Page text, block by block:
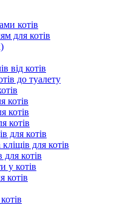
котів
для котів
від котів
до туалету
котів
котів
котів
для котів
для котів
для котів
у котів
котів